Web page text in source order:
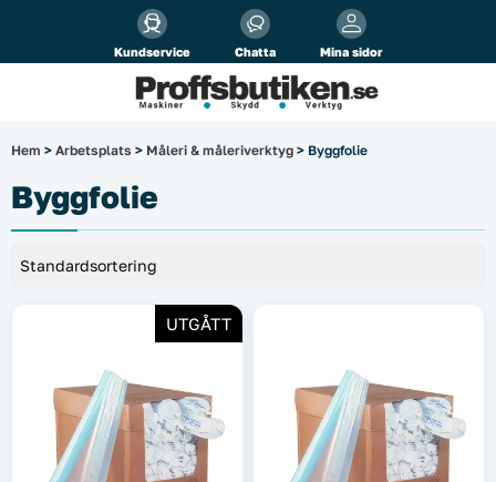
Kundservice Chatta Mina sidor
Alla priser visasinkl. moms!
Företag Privat
El & belysning
Förbrukningsmaterial
Garage & verkstad
Laserinstrument
Hem > Arbetsplats > Måleri & måleriverktyg > Byggfolie
Byggfolie
UTGÅTT